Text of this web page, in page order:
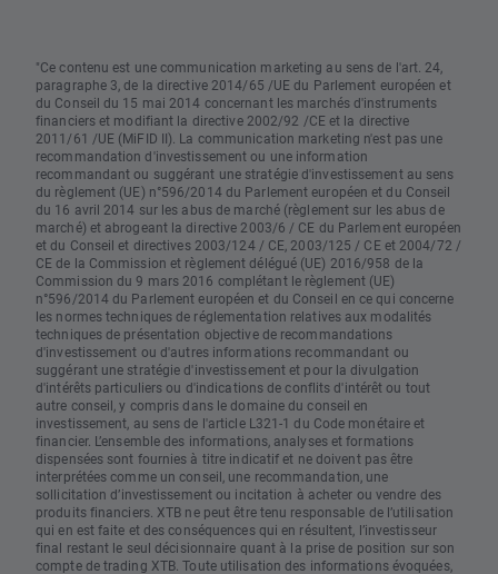
"Ce contenu est une communication marketing au sens de l'art. 24,
paragraphe 3, de la directive 2014/65 /UE du Parlement européen et
du Conseil du 15 mai 2014 concernant les marchés d'instruments
financiers et modifiant la directive 2002/92 /CE et la directive
2011/61 /UE (MiFID II). La communication marketing n'est pas une
recommandation d'investissement ou une information
recommandant ou suggérant une stratégie d'investissement au sens
du règlement (UE) n°596/2014 du Parlement européen et du Conseil
du 16 avril 2014 sur les abus de marché (règlement sur les abus de
marché) et abrogeant la directive 2003/6 / CE du Parlement européen
et du Conseil et directives 2003/124 / CE, 2003/125 / CE et 2004/72 /
CE de la Commission et règlement délégué (UE) 2016/958 de la
Commission du 9 mars 2016 complétant le règlement (UE)
n°596/2014 du Parlement européen et du Conseil en ce qui concerne
les normes techniques de réglementation relatives aux modalités
techniques de présentation objective de recommandations
d'investissement ou d'autres informations recommandant ou
suggérant une stratégie d'investissement et pour la divulgation
d'intérêts particuliers ou d'indications de conflits d'intérêt ou tout
autre conseil, y compris dans le domaine du conseil en
investissement, au sens de l'article L321-1 du Code monétaire et
financier. L’ensemble des informations, analyses et formations
dispensées sont fournies à titre indicatif et ne doivent pas être
interprétées comme un conseil, une recommandation, une
sollicitation d’investissement ou incitation à acheter ou vendre des
produits financiers. XTB ne peut être tenu responsable de l’utilisation
qui en est faite et des conséquences qui en résultent, l’investisseur
final restant le seul décisionnaire quant à la prise de position sur son
compte de trading XTB. Toute utilisation des informations évoquées,